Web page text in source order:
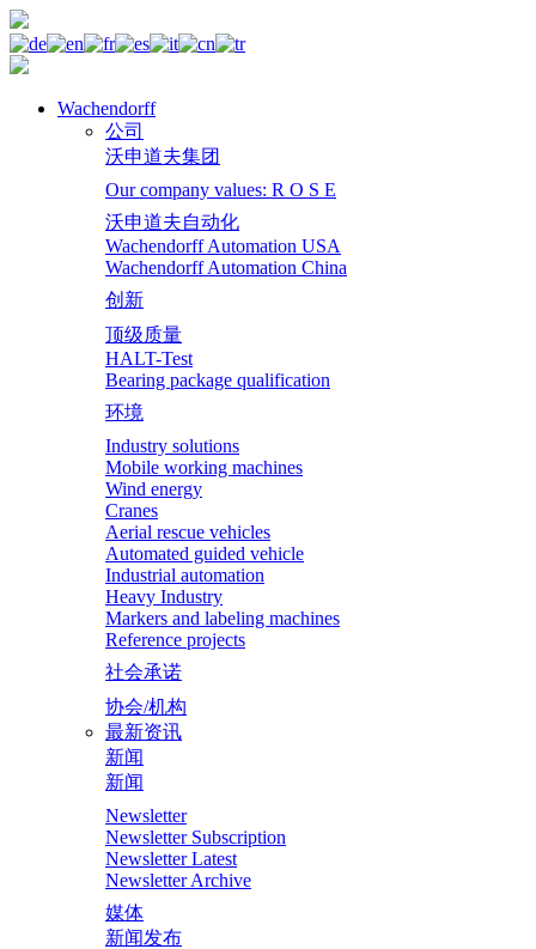
Wachendorff
公司
沃申道夫集团
Our company values: R O S E
沃申道夫自动化
Wachendorff Automation USA
Wachendorff Automation China
创新
顶级质量
HALT-Test
Bearing package qualification
环境
Industry solutions
Mobile working machines
Wind energy
Cranes
Aerial rescue vehicles
Automated guided vehicle
Industrial automation
Heavy Industry
Markers and labeling machines
Reference projects
社会承诺
协会/机构
最新资讯
新闻
新闻
Newsletter
Newsletter Subscription
Newsletter Latest
Newsletter Archive
媒体
新闻发布